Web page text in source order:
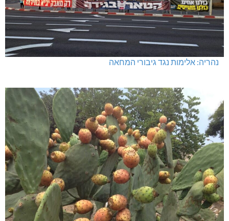
נהריה: אלימות נגד גיבורי המחאה